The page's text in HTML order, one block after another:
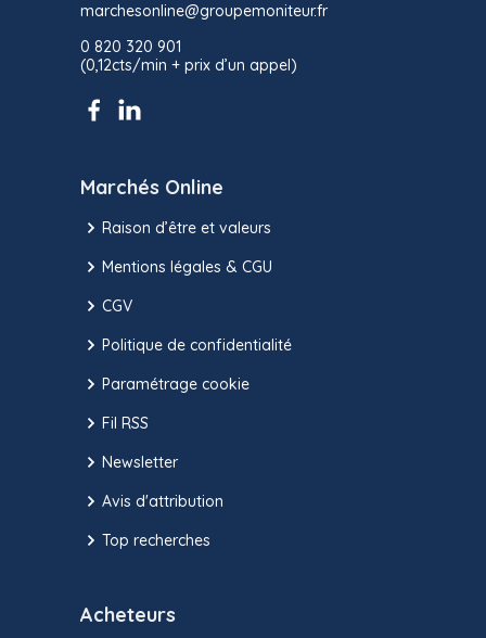
marchesonline@groupemoniteur.fr
0 820 320 901
(0,12cts/min + prix d’un appel)
Marchés Online
Raison d’être et valeurs
Mentions légales & CGU
CGV
Politique de confidentialité
Paramétrage cookie
Fil RSS
Newsletter
Avis d'attribution
Top recherches
Acheteurs